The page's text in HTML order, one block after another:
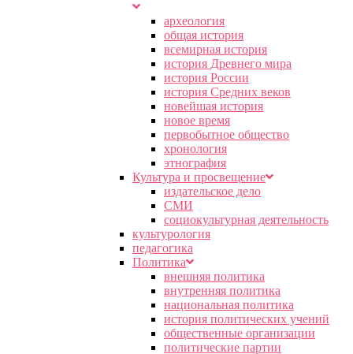
археология
общая история
всемирная история
история Древнего мира
история России
история Средних веков
новейшая история
новое время
первобытное общество
хронология
этнография
Культура и просвещение
издательское дело
СМИ
социокультурная деятельность
культурология
педагогика
Политика
внешняя политика
внутренняя политика
национальная политика
история политических учений
общественные организации
политические партии